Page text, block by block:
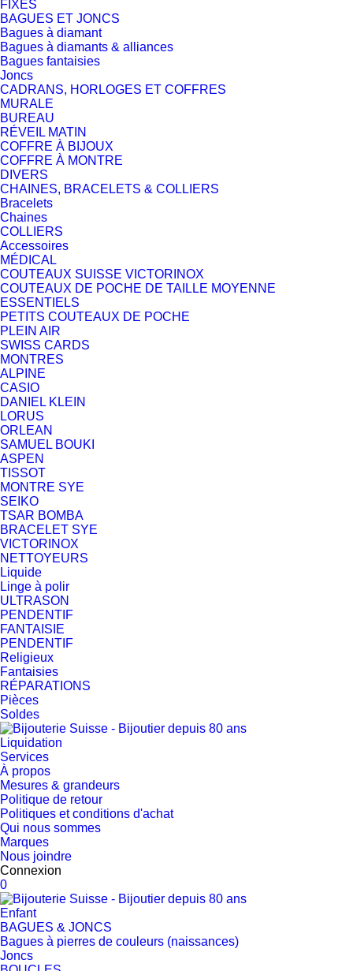
FIXES
BAGUES ET JONCS
Bagues à diamant
Bagues à diamants & alliances
Bagues fantaisies
Joncs
CADRANS, HORLOGES ET COFFRES
MURALE
BUREAU
RÉVEIL MATIN
COFFRE À BIJOUX
COFFRE À MONTRE
DIVERS
CHAINES, BRACELETS & COLLIERS
Bracelets
Chaines
COLLIERS
Accessoires
MÉDICAL
COUTEAUX SUISSE VICTORINOX
COUTEAUX DE POCHE DE TAILLE MOYENNE
ESSENTIELS
PETITS COUTEAUX DE POCHE
PLEIN AIR
SWISS CARDS
MONTRES
ALPINE
CASIO
DANIEL KLEIN
LORUS
ORLEAN
SAMUEL BOUKI
ASPEN
TISSOT
MONTRE SYE
SEIKO
TSAR BOMBA
BRACELET SYE
VICTORINOX
NETTOYEURS
Liquide
Linge à polir
ULTRASON
PENDENTIF
FANTAISIE
PENDENTIF
Religieux
Fantaisies
RÉPARATIONS
Pièces
Soldes
Liquidation
Services
À propos
Mesures & grandeurs
Politique de retour
Politiques et conditions d'achat
Qui nous sommes
Marques
Nous joindre
Connexion
0
Enfant
BAGUES & JONCS
Bagues à pierres de couleurs (naissances)
Joncs